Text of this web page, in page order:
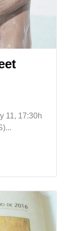
11, 17:30h